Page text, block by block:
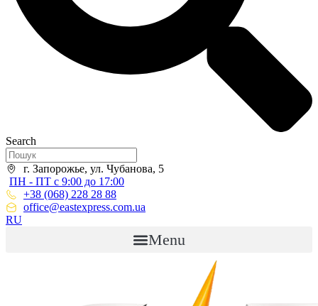
Search
г. Запорожье, ул. Чубанова, 5
ПН - ПТ с 9:00 до 17:00
+38 (068) 228 28 88
office@eastexpress.com.ua
RU
Menu